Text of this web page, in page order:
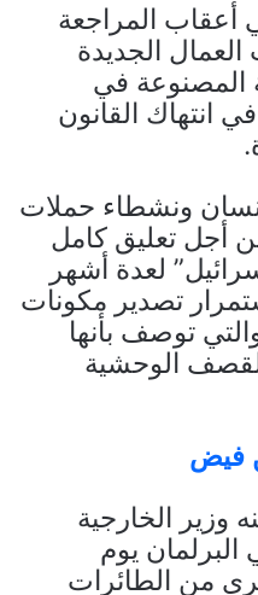
أعقاب المراجعة
الجديدة
المصنوعة في
انتهاك القانون
ونشطاء حملات
أجل تعليق كامل
لعدة أشهر
تصدير مكونات
والتي توصف بأنها
الوحشية
فيض
وزير الخارجية
البرلمان يوم
من الطائرات